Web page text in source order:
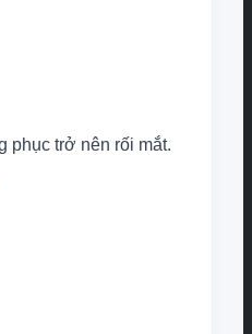
phục trở nên rối mắt.